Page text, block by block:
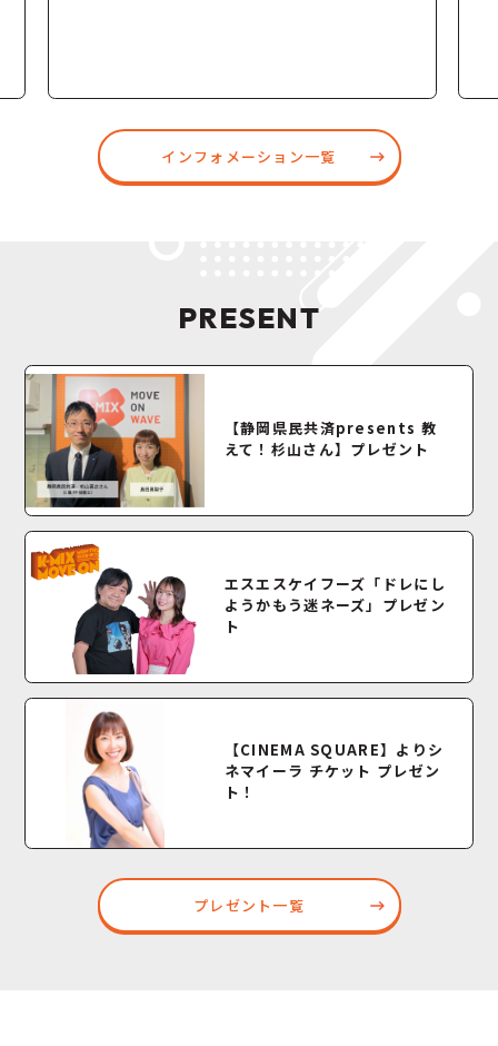
インフォメーション一覧
PRESENT
【静岡県民共済presents 教
えて！杉山さん】プレゼント
エスエスケイフーズ「ドレにし
ようかもう迷ネーズ」プレゼン
ト
【CINEMA SQUARE】よりシ
ネマイーラ チケット プレゼン
ト！
プレゼント一覧